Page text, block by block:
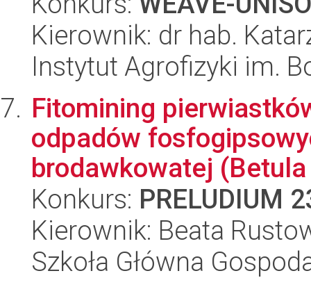
Kierownik: dr hab.
Instytut Agrofizyki im.
Fitomining
odpadów
brodawkowatej
Konkurs: PRELUDIUM
Kierownik: Beata
Szkoła Główna